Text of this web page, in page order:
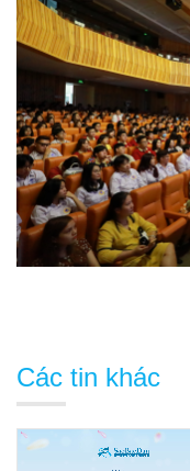
Các tin khác